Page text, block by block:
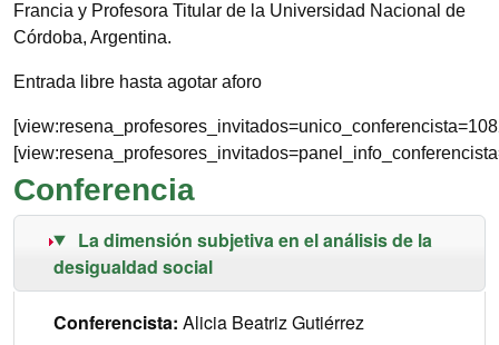
Francia y Profesora Titular de la Universidad Nacional de
Córdoba, Argentina.
Entrada libre hasta agotar aforo
Conferencia
La dimensión subjetiva en el análisis de la
desigualdad social
Conferencista Alicia Beatriz Gutiérrez